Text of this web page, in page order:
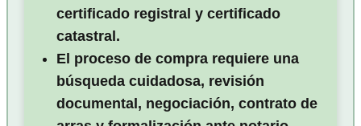
certificado registral y certificado
catastral.
El proceso de compra requiere una
búsqueda cuidadosa, revisión
documental, negociación, contrato de